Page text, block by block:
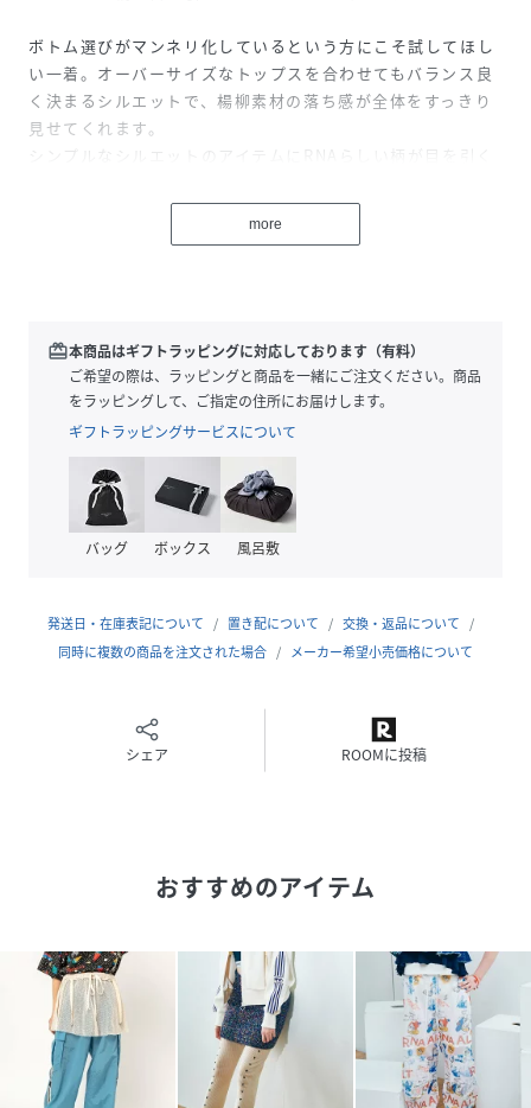
ボトム選びがマンネリ化しているという方にこそ試してほし
い一着。オーバーサイズなトップスを合わせてもバランス良
く決まるシルエットで、楊柳素材の落ち感が全体をすっきり
見せてくれます。
シンプルなシルエットのアイテムにRNAらしい柄が目を引く
独特の凹凸が生む清涼感が魅力の「楊柳（ようりゅう）素
ぎっしりと並んだイチゴたち。よく見ると、中には表情豊か
な「顔のあるイチゴ」が紛れ込んでいます。
単なる可愛らしさだけではない、どこかシュールでビターな
スパイスを効かせたグラフィックが、
今シーズンのキーワード「FAIRYGRUNGE（フェアリーグラ
ンジ）」の世界観を表現してくれます。
です。
もともとシワのような表情を楽しむ生地なので、洗濯後軽く
凸凹があるため、生地が肌にペタッと張り付きません。汗を
かいてもサラッとした清涼感が続く夏らしい
素材 綿 100%
サイズ
品番
RQ7610_R4460
more
redeem本商品はギフトラッピングに対応しております（有料）
ご希望の際は、ラッピングと商品を一緒にご注文ください。商品
をラッピングして、ご指定の住所にお届けします。
ギフトラッピングサービスについて
バッグ ボックス 風呂敷
発送日・在庫表記について 置き配について
交換・返品について
同時に複数の商品を注文された場合
メーカー希望小売価格について
シェア ROOMに投稿
おすすめのアイテム